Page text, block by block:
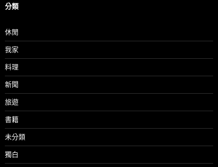
分類
休閒
我家
料理
新聞
旅遊
書籍
未分類
獨白